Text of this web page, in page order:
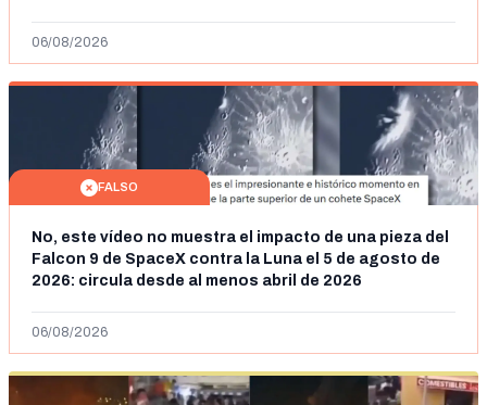
06/08/2026
FALSO
No, este vídeo no muestra el impacto de una pieza del
Falcon 9 de SpaceX contra la Luna el 5 de agosto de
2026: circula desde al menos abril de 2026
06/08/2026